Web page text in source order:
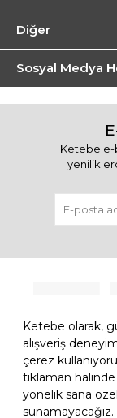
Ketebe olarak,
alışveriş
çerez
tıklaman
yönelik sana
Diğer
Sosyal Medya
Ketebe e-